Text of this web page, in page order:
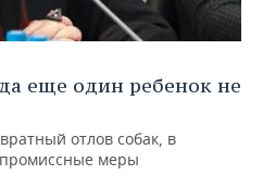
еще один ребенок не
отлов собак, в
меры